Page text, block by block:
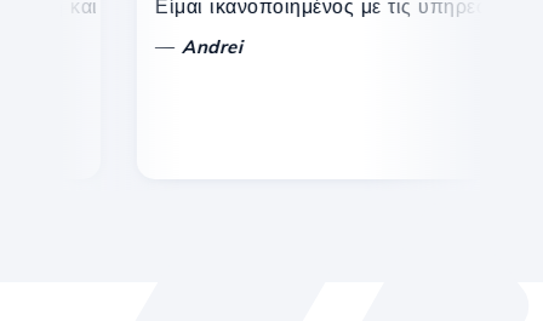
αποτελεσματική τεχνική υποστήριξη.
Είμαι ικανοποιημένος με τις υπηρεσίες
Andrei